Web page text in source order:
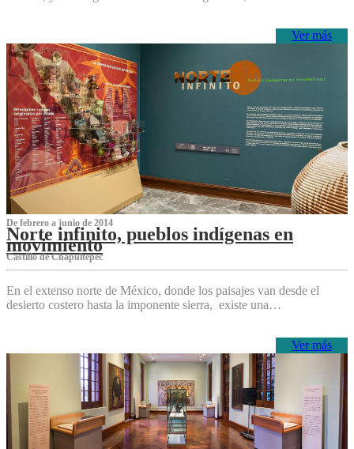
Ver más
De febrero a junio de 2014
Norte infinito, pueblos indígenas en
movimiento
Castillo de Chapultepec
En el extenso norte de México, donde los paisajes van desde el
desierto costero hasta la imponente sierra, existe una…
Ver más